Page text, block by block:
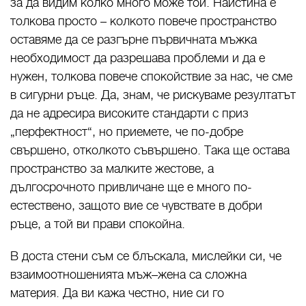
толкова просто – колкото повече пространство
оставяме да се разгърне първичната мъжка
необходимост да разрешава проблеми и да е
нужен, толкова повече спокойствие за нас, че сме
в сигурни ръце. Да, знам, че рискуваме резултатът
да не адресира високите стандарти с приз
„перфектност“, но приемете, че по-добре
свършено, отколкото съвършено. Така ще остава
пространство за малките жестове, а
дългосрочното привличане ще е много по-
естествено, защото вие се чувствате в добри
ръце, а той ви прави спокойна.
В доста стени съм се блъскала, мислейки си, че
взаимоотношенията мъж–жена са сложна
материя. Да ви кажа честно, ние си го